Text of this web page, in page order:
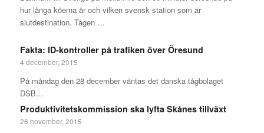
hur långa köerna är och vilken svensk station som är
slutdestination. Tågen …
Fakta: ID-kontroller på trafiken över Öresund
4 december, 2015
På måndag den 28 december väntas det danska tågbolaget
DSB…
Produktivitetskommission ska lyfta Skånes tillväxt
26 november, 2015